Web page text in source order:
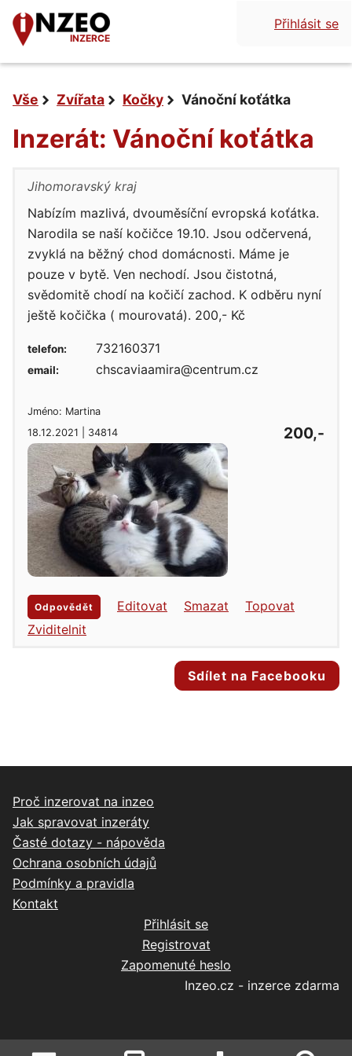
INZERCE
Přihlásit se
Vše Zvířata Kočky Vánoční koťátka
Inzerát: Vánoční koťátka
Jihomoravský kraj
Nabízím mazlivá, dvouměsíční evropská koťátka.
Narodila se naší kočičce 19.10. Jsou odčervená,
zvyklá na běžný chod domácnosti. Máme je
pouze v bytě. Ven nechodí. Jsou čistotná,
svědomitě chodí na kočičí zachod. K odběru nyní
ještě kočička ( mourovatá). 200,- Kč
Jméno: Martina
18.12.2021 | 34814
200,-
telefon: 732160371
email: chscaviaamira@centrum.cz
Odpovědět Editovat Smazat
Topovat
Zviditelnit
Sdílet na Facebooku
Proč inzerovat na inzeo
Jak spravovat inzeráty
Časté dotazy - nápověda
Ochrana osobních údajů
Podmínky a pravidla
Kontakt
Přihlásit se
Registrovat
Zapomenuté heslo
Inzeo.cz - inzerce zdarma